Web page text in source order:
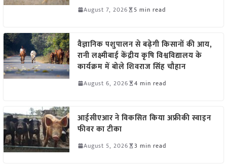
August 7, 2026 5 min read
वैज्ञानिक पशुपालन से बढ़ेगी किसानों की आय,
रानी लक्ष्मीबाई केंद्रीय कृषि विश्वविद्यालय के
कार्यक्रम में बोले शिवराज सिंह चौहान
August 6, 2026 4 min read
आईसीएआर ने विकसित किया अफ्रीकी स्वाइन
फीवर का टीका
August 5, 2026 3 min read